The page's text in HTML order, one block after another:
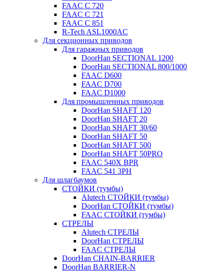
FAAC C 720
FAAC C 721
FAAC C 851
R-Tech ASL1000AC
Для секционных приводов
Для гаражных приводов
DoorHan SECTIONAL 1200
DoorHan SECTIONAL 800/1000
FAAC D600
FAAC D700
FAAC D1000
Для промышленных приводов
DoorHan SHAFT 120
DoorHan SHAFT 20
DoorHan SHAFT 30/60
DoorHan SHAFT 50
DoorHan SHAFT 500
DoorHan SHAFT 50PRO
FAAC 540X BPR
FAAC 541 3PH
Для шлагбаумов
СТОЙКИ (тумбы)
Alutech СТОЙКИ (тумбы)
DoorHan СТОЙКИ (тумбы)
FAAC СТОЙКИ (тумбы)
СТРЕЛЫ
Alutech СТРЕЛЫ
DoorHan СТРЕЛЫ
FAAC СТРЕЛЫ
DoorHan CHAIN-BARRIER
DoorHan BARRIER-N